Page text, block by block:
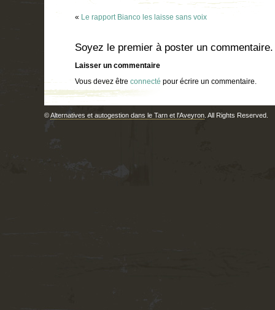
« Le rapport Bianco les laisse sans voix
Soyez le premier à poster un commentaire.
Laisser un commentaire
Vous devez être connecté pour écrire un commentaire.
©Alternatives et autogestion dans le Tarn et l'Aveyron . All Rights Reserved.